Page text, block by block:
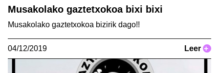
Musakolako gaztetxokoa bixi bixi
Musakolako gaztetxokoa bizirik dago!!
04/12/2019 Leer +